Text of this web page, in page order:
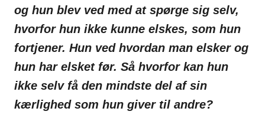
og hun blev ved med at spørge sig selv,
hvorfor hun ikke kunne elskes, som hun
fortjener. Hun ved hvordan man elsker og
hun har elsket før. Så hvorfor kan hun
ikke selv få den mindste del af sin
kærlighed som hun giver til andre?